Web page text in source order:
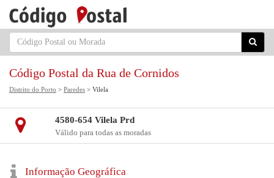
Código Postal da Rua de Cornidos
Distrito do Porto > Paredes > Vilela
4580-654 Vilela Prd
Válido para todas as moradas
Informação Geográfica